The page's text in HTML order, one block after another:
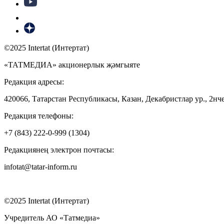
©2025 Intertat (Интертат)
«ТАТМЕДИА» акционерлык җәмгыяте
Редакция адресы:
420066, Татарстан Республикасы, Казан, Декабристлар ур.,
Редакция телефоны:
+7 (843) 222-0-999 (1304)
Редакциянең электрон почтасы:
infotat@tatar-inform.ru
©2025 Intertat (Интертат)
Учредитель АО «Татмедиа»